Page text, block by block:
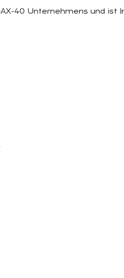
40 Unternehmens und ist